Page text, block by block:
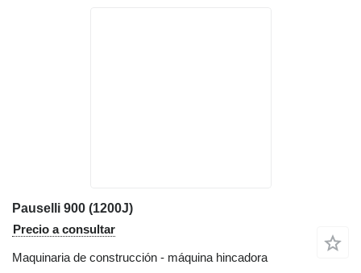
Pauselli 900 (1200J)
Precio a consultar
Maquinaria de construcción - máquina hincadora